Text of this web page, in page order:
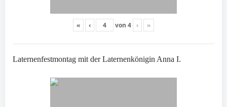
« ‹ von 4 › »
Laternenfestmontag mit der Laternenkönigin Anna I.